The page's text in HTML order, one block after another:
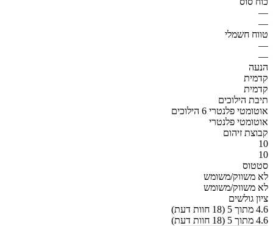
—
—
טווח חשמלי
—
—
הנעה
קדמית
קדמית
תיבת הילוכים
אוטומטי פלנטרי 6 הילוכים
אוטומטי פלנטרי
קבוצת זיהום
10
10
סטטוס
לא משווק/משומש
לא משווק/משומש
ציון גולשים
4.6 מתוך 5 (18 חוות דעת)
4.6 מתוך 5 (18 חוות דעת)